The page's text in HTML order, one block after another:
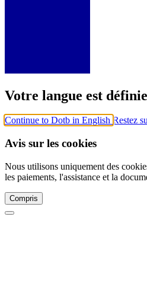
Votre langue est
Continue to Dotb in English Restez
Avis sur les cookies
Nous utilisons uniquement des
les paiements, l'assistance et la
Compris